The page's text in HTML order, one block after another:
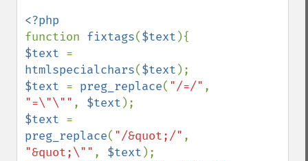
function fixtags($text
$text
htmlspecialchars($text
$text = preg_replace( "/=/"
"=\"\"" , $text
$text
preg_replace( "/&quot;/"
"&quot;\"" , $text